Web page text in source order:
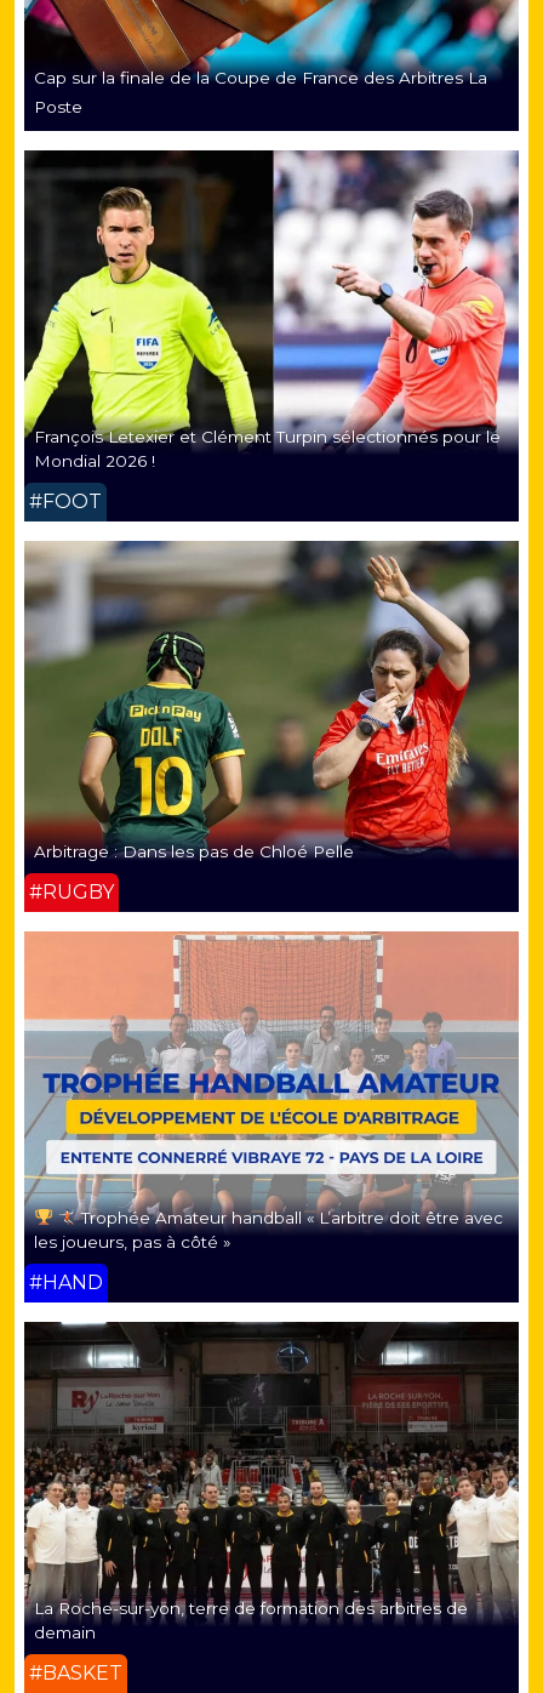
Cap sur la finale de la Coupe de France des Arbitres La
Poste
François Letexier et Clément Turpin sélectionnés pour le
Mondial 2026 !
#FOOT
Arbitrage : Dans les pas de Chloé Pelle
#RUGBY
Trophée Amateur handball « L’arbitre doit être avec
les joueurs, pas à côté »
#HAND
La Roche-sur-yon, terre de formation des arbitres de
demain
#BASKET